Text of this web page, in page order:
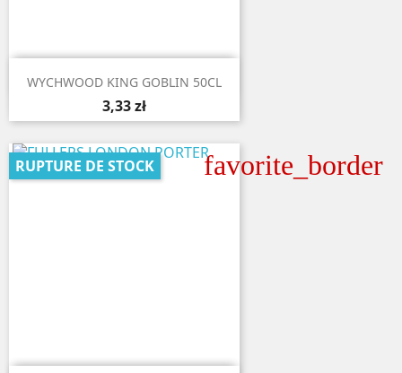
 Aperçu rapide
WYCHWOOD KING GOBLIN 50CL
3,33 zł
favorite_border
RUPTURE DE STOCK